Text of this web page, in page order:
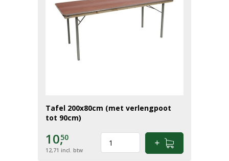
Tafel 200x80cm (met verlengpoot
tot 90cm)
10,50
12,71 incl. btw